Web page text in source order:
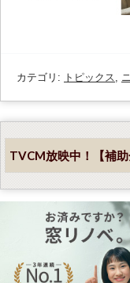
カテゴリ: トピックス
TVCM放映中！【補